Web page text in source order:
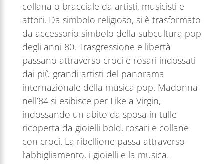
collana o bracciale da artisti, musicisti e
attori. Da simbolo religioso, si è trasformato
da accessorio simbolo della subcultura pop
degli anni 80. Trasgressione e libertà
passano attraverso croci e rosari indossati
dai più grandi artisti del panorama
internazionale della musica pop. Madonna
nell’84 si esibisce per Like a Virgin,
indossando un abito da sposa in tulle
ricoperta da gioielli bold, rosari e collane
con croci. La ribellione passa attraverso
l’abbigliamento, i gioielli e la musica.